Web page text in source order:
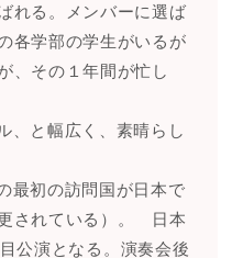
れる。メンバーに選ば
各学部の学生がいるが
、その１年間が忙し
、と幅広く、素晴らし
最初の訪問国が日本で
されている）。 日本
公演となる。演奏会後